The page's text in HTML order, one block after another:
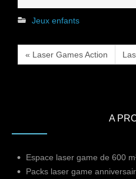
Jeux enfants
« Laser Games Action
A
Espace laser game de 600
Packs laser game